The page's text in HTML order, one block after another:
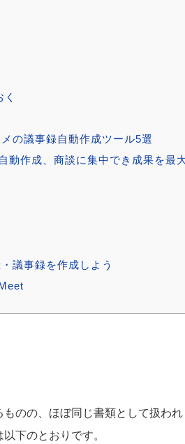
の議事録自動作成ツール5選
作成、商談に集中でき成果を最
議事録を作成しよう
のの、ほぼ同じ書類として扱わ
下のとおりです。